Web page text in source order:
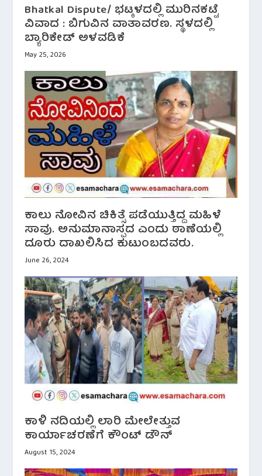
Bhatkal Dispute/ ಭಟ್ಕಳದಲ್ಲಿ ಮುರಿನಕಟ್ಟೆ
ವಿವಾದ : ಬಿಗುವಿನ ವಾತಾವರಣ. ಸ್ಥಳದಲ್ಲಿ
ಬ್ಯಾರಿಕೇಡ್ ಅಳವಡಿಕೆ
May 25, 2026
ಕಾಲು ನೋವಿನ ಚಿಕಿತ್ಸೆ ಪಡೆಯುತ್ತಿದ್ದ ಮಹಿಳೆ
ಸಾವು. ಅನುಮಾನಾಸ್ಪದ ಎಂದು ಠಾಣೆಯಲ್ಲಿ
ದೂರು ದಾಖಲಿಸಿದ ಕುಟುಂಬದವರು.
June 26, 2024
ಕಾಳಿ ನದಿಯಲ್ಲಿ ಲಾರಿ ಮೇಲೇತ್ತುವ
ಕಾರ್ಯಾಚರಣೆಗೆ ಕೌಂಟ್ ಡೌನ್
August 15, 2024